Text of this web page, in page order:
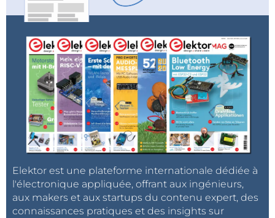
Elektor est une plateforme internationale dédiée à
l'électronique appliquée, offrant aux ingénieurs,
aux makers et aux startups du contenu expert, des
connaissances pratiques et des insights sur